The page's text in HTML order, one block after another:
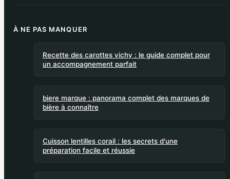
À NE PAS MANQUER
Recette des carottes vichy : le guide complet pour
un accompagnement parfait
biere marque : panorama complet des marques de
bière à connaître
Cuisson lentilles corail : les secrets d'une
préparation facile et réussie